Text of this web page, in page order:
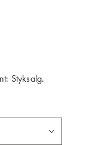
Styksalg.